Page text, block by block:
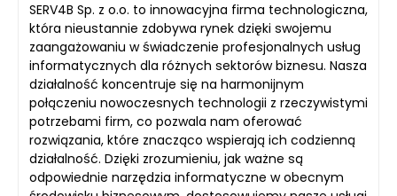
SERV4B Sp. z o.o. to innowacyjna firma technologiczna,
która nieustannie zdobywa rynek dzięki swojemu
zaangażowaniu w świadczenie profesjonalnych usług
informatycznych dla różnych sektorów biznesu. Nasza
działalność koncentruje się na harmonijnym
połączeniu nowoczesnych technologii z rzeczywistymi
potrzebami firm, co pozwala nam oferować
rozwiązania, które znacząco wspierają ich codzienną
działalność. Dzięki zrozumieniu, jak ważne są
odpowiednie narzędzia informatyczne w obecnym